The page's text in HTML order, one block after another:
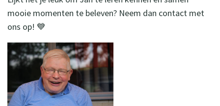
mooie momenten te beleven? Neem dan contact met
ons op! 💙